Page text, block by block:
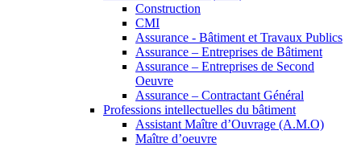
Construction
CMI
Assurance - Bâtiment et Travaux Publics
Assurance – Entreprises de Bâtiment
Assurance – Entreprises de Second
Oeuvre
Assurance – Contractant Général
Professions intellectuelles du bâtiment
Assistant Maître d’Ouvrage (A.M.O)
Maître d’oeuvre